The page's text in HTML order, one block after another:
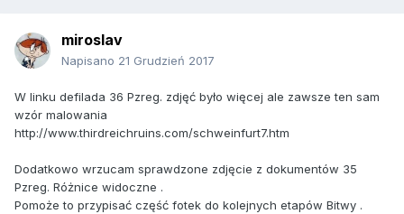
miroslav
Napisano 21 Grudzień 2017
W linku defilada 36 Pzreg. zdjęć było więcej ale zawsze ten sam
wzór malowania
http://www.thirdreichruins.com/schweinfurt7.htm
Dodatkowo wrzucam sprawdzone zdjęcie z dokumentów 35
Pzreg. Różnice widoczne .
Pomoże to przypisać część fotek do kolejnych etapów Bitwy .